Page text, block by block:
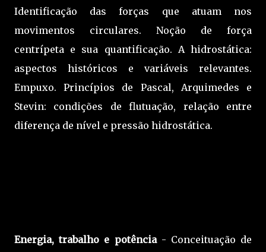
Identificação das forças que atuam nos
movimentos circulares. Noção de força
centrípeta e sua quantificação. A hidrostática:
aspectos históricos e variáveis relevantes.
Empuxo. Princípios de Pascal, Arquimedes e
Stevin: condições de flutuação, relação entre
diferença de nível e pressão hidrostática.
Energia, trabalho e potência- Conceituação de